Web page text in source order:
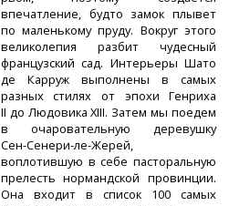
впечатление, будто замок плывет
по маленькому пруду. Вокруг этого
великолепия разбит чудесный
французский сад. Интерьеры Шато
де Карруж выполнены в самых
разных стилях от эпохи Генриха
II до Людовика XIII. Затем мы поедем
в очаровательную деревушку
Сен-Сенери-ле-Жерей,
воплотившую в себе пасторальную
прелесть нормандской провинции.
Она входит в список 100 самых